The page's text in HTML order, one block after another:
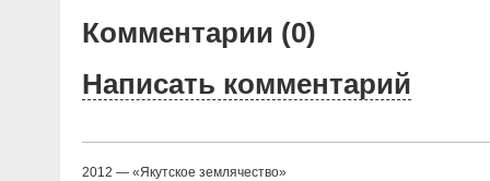
Комментарии (0)
Написать комментарий
2012 — «Якутское землячество»